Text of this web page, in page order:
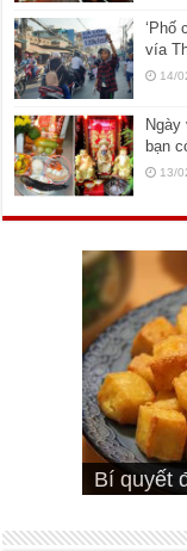
‘Phố
vía
14/
bạn
13/
Cách
bá cháy
Bí quyết
Cách
đúng vị
Cách
Bật mí
ngon